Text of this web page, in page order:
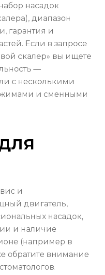
насадок
диапазон
гарантия и
Если в запросе
скалер» вы ищете
—
с несколькими
и сменными
и
двигатель,
насадок,
и наличие
(например в
обратите внимание